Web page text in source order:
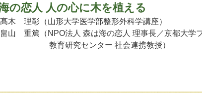
の恋人 人の心に木を植える
髙木 理彰（山形大学医学部整形外科学講座）
畠山 重篤（NPO法人 森は海の恋人 理事長／京都大学
教育研究センター 社会連携教授）